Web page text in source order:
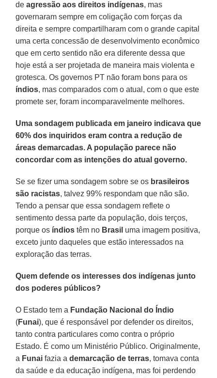
deagressão aos direitos indígenas, mas
governaram sempre em coligação com forças da
direita e sempre compartilharam com o grande capital
uma certa concessão de desenvolvimento econômico
que em certo sentido não era diferente dessa que
hoje está a ser projetada de maneira mais violenta e
grotesca. Os governos PT não foram bons para os
índios, mas comparados com o atual, com o que este
promete ser, foram incomparavelmente melhores.
Uma sondagem publicada em janeiro indicava que
60% dos inquiridos eram contra a redução de
áreas demarcadas. A população parece não
concordar com as intenções do atual governo.
Se se fizer uma sondagem sobre se os brasileiros
são racistas, talvez 99% respondam que não são.
Tendo a pensar que essa sondagem reflete o
sentimento dessa parte da população, dois terços,
porque os índios têm no Brasil uma imagem positiva,
exceto junto daqueles que estão interessados na
exploração das terras.
Quem defende os interesses dos indígenas junto
dos poderes públicos?
O Estado tem a Fundação Nacional do Índio
(Funai), que é responsável por defender os direitos,
tanto contra particulares como contra o próprio
Estado. É como um Ministério Público. Originalmente,
a Funai fazia ademarcação de terras, tomava conta
da saúde e da educação indígena, mas foi perdendo